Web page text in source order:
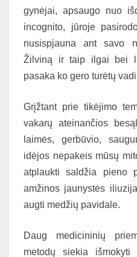
gynėjai, apsaugo nuo
incognito, jūroje
nusispjauna ant savo
Žilviną ir taip ilgai bei
pasaka ko gero turėtų
Grįžtant prie tikėjimo
vakarų ateinančios
laimės, gerbūvio,
idėjos nepakeis mūsų
atplaukti saldžia pieno
amžinos jaunystės
augti medžių pavidale.
Daug medicininių
metodų siekia išmokyti